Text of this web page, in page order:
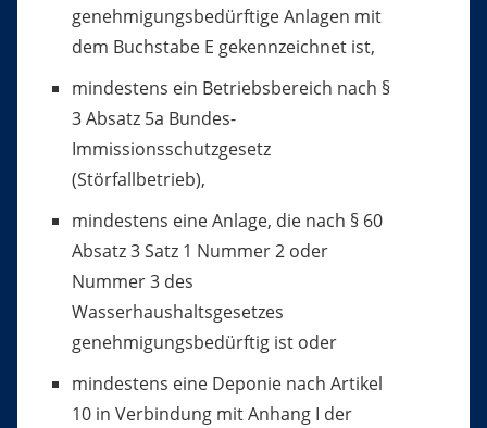
genehmigungsbedürftige Anlagen mit
dem Buchstabe E gekennzeichnet ist,
mindestens ein Betriebsbereich nach §
3 Absatz 5a Bundes-
Immissionsschutzgesetz
(Störfallbetrieb),
mindestens eine Anlage, die nach § 60
Absatz 3 Satz 1 Nummer 2 oder
Nummer 3 des
Wasserhaushaltsgesetzes
genehmigungsbedürftig ist oder
mindestens eine Deponie nach Artikel
10 in Verbindung mit Anhang I der